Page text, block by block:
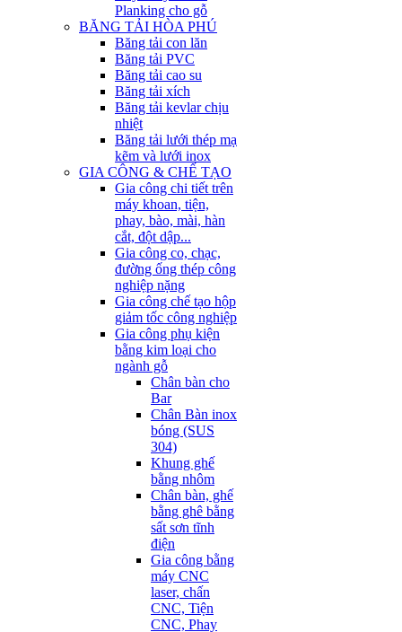
Planking cho gỗ
BĂNG TẢI HÒA PHÚ
Băng tải con lăn
Băng tải PVC
Băng tải cao su
Băng tải xích
Băng tải kevlar chịu
nhiệt
Băng tải lưới thép mạ
kẽm và lưới inox
GIA CÔNG & CHẾ TẠO
Gia công chi tiết trên
máy khoan, tiện,
phay, bào, mài, hàn
cắt, đột dập...
Gia công co, chạc,
đường ống thép công
nghiệp nặng
Gia công chế tạo hộp
giảm tốc công nghiệp
Gia công phụ kiện
bằng kim loại cho
ngành gỗ
Chân bàn cho
Bar
Chân Bàn inox
bóng (SUS
304)
Khung ghế
bằng nhôm
Chân bàn, ghế
bằng ghê bằng
sất sơn tĩnh
điện
Gia công bằng
máy CNC
laser, chấn
CNC, Tiện
CNC, Phay